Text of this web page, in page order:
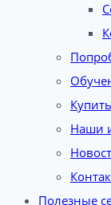
Наши
Полезные